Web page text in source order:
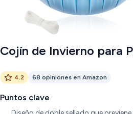
Cojín de Invierno para
4.2 68 opiniones en Amazon
Puntos clave